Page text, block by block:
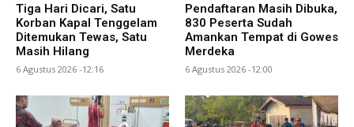
Tiga Hari Dicari, Satu
Korban Kapal Tenggelam
Ditemukan Tewas, Satu
Masih Hilang
6 Agustus 2026 -12:16
Pendaftaran Masih Dibuka,
830 Peserta Sudah
Amankan Tempat di Gowes
Merdeka
6 Agustus 2026 -12:00